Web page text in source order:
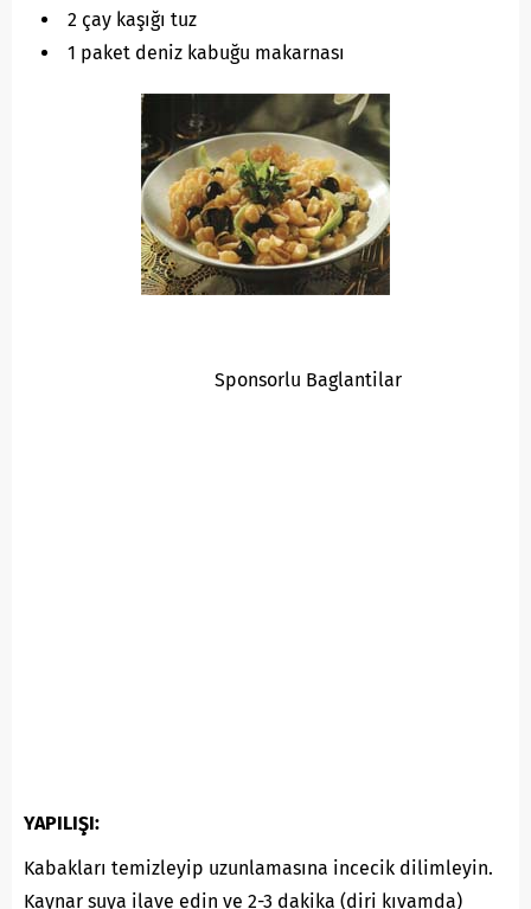
2 çay kaşığı tuz
1 paket deniz kabuğu makarnası
Sponsorlu Baglantilar
YAPILIŞI:
Kabakları temizleyip uzunlamasına incecik dilimleyin.
Kaynar suya ilave edin ve 2-3 dakika (diri kıvamda)